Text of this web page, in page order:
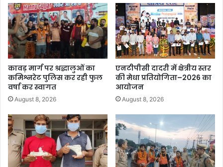
कावड़ मार्ग पर श्रद्धालुओं का
कमिश्नरेट पुलिस कर रही फुल
वर्षा कर स्वागत
August 8, 2026
एनटीपीसी दादरी में क्षेत्रीय स्तर
की मेधा प्रतियोगिता–2026 का
आयोजन
August 8, 2026